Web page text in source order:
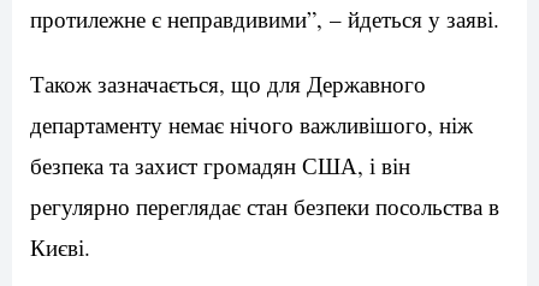
протилежне є неправдивими”, – йдеться у заяві.
Також зазначається, що для Державного
департаменту немає нічого важливішого, ніж
безпека та захист громадян США, і він
регулярно переглядає стан безпеки посольства в
Києві.